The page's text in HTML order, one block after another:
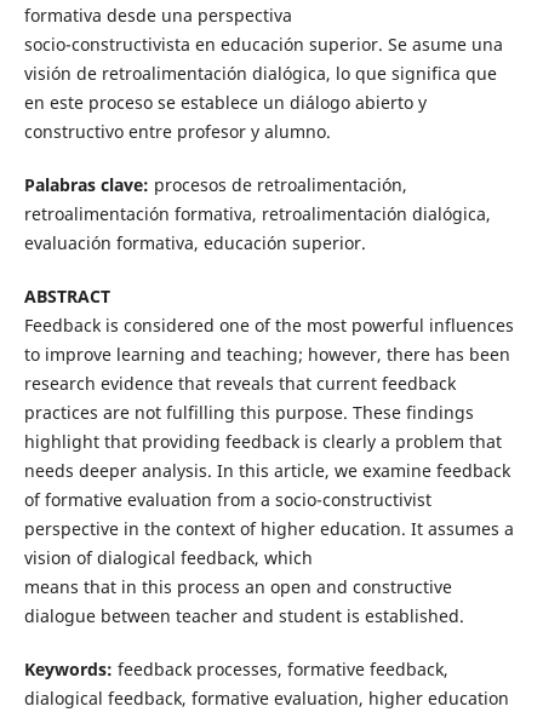
formativa desde una perspectiva
socio-constructivista en educación superior. Se asume una
visión de retroalimentación dialógica, lo que significa que
en este proceso se establece un diálogo abierto y
constructivo entre profesor y alumno.
Palabras clave: procesos de retroalimentación,
retroalimentación formativa, retroalimentación dialógica,
evaluación formativa, educación superior.
ABSTRACT
Feedback is considered one of the most powerful influences
to improve learning and teaching; however, there has been
research evidence that reveals that current feedback
practices are not fulfilling this purpose. These findings
highlight that providing feedback is clearly a problem that
needs deeper analysis. In this article, we examine feedback
of formative evaluation from a socio-constructivist
perspective in the context of higher education. It assumes a
vision of dialogical feedback, which
means that in this process an open and constructive
dialogue between teacher and student is established.
Keywords: feedback processes, formative feedback,
dialogical feedback, formative evaluation, higher education